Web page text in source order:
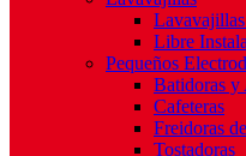
Libre
Pequeños
Batidoras y
Cafeteras
Freidoras
Tostadoras